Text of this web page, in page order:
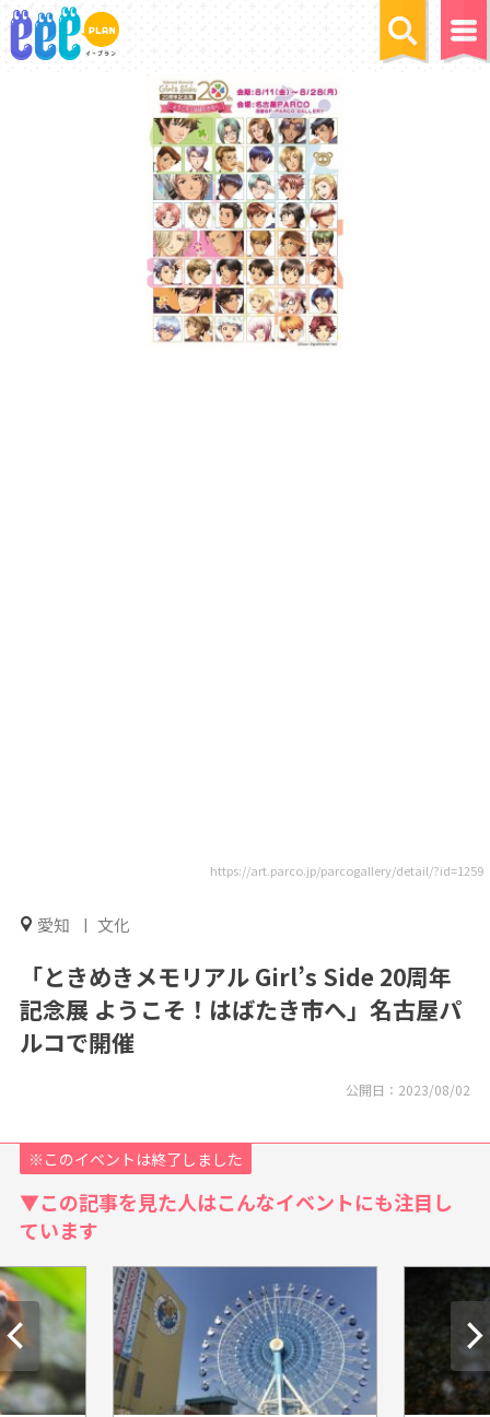
https://art.parco.jp/parcogallery/detail/?id=1259
愛知 文化
「ときめきメモリアル Girl’s Side 20周年
記念展 ようこそ！はばたき市へ」名古屋パ
ルコで開催
公開日： 2023/08/02
※このイベントは終了しました
▼この記事を見た人はこんなイベントにも注目し
ています